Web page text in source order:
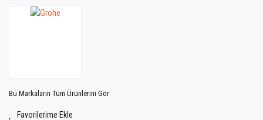
Bu Markaların Tüm Ürünlerini Gör